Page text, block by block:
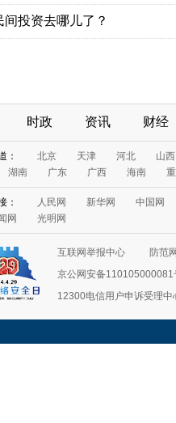
时政 资讯 财经
互联网举报中心
防范
京公网安备110105000081
12300电信用户申诉受理中